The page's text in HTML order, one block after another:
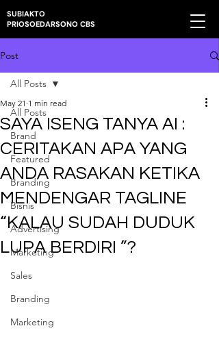
SUBIAKTO
PRIOSOEDARSONO CBS
Post
All Posts
Brand
Featured
Branding
Bisnis
Advertising
Marketing
Sales
Branding
Marketing
All Posts
SAYA ISENG TANYA AI :
CERITAKAN APA YANG
ANDA RASAKAN KETIKA
MENDENGAR TAGLINE
“KALAU SUDAH DUDUK
LUPA BERDIRI ”?
May 21 1 min read